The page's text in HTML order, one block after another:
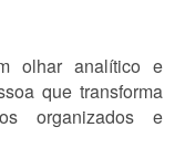
olhar analítico e
que transforma
organizados e